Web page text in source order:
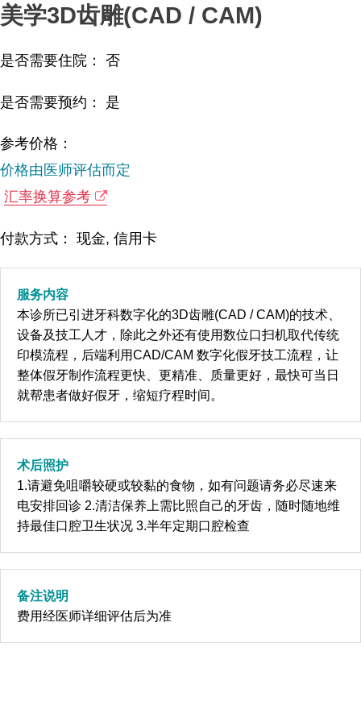
美学3D齿雕(CAD / CAM)
是否需要住院： 否
是否需要预约： 是
参考价格：
价格由医师评估而定
汇率换算参考
付款方式： 现金, 信用卡
服务内容
本诊所已引进牙科数字化的3D齿雕(CAD / CAM)的技术、
设备及技工人才，除此之外还有使用数位口扫机取代传统
印模流程，后端利用CAD/CAM 数字化假牙技工流程，让
整体假牙制作流程更快、更精准、质量更好，最快可当日
就帮患者做好假牙，缩短疗程时间。
术后照护
1.请避免咀嚼较硬或较黏的食物，如有问题请务必尽速来
电安排回诊 2.清洁保养上需比照自己的牙齿，随时随地维
持最佳口腔卫生状况 3.半年定期口腔检查
备注说明
费用经医师详细评估后为准